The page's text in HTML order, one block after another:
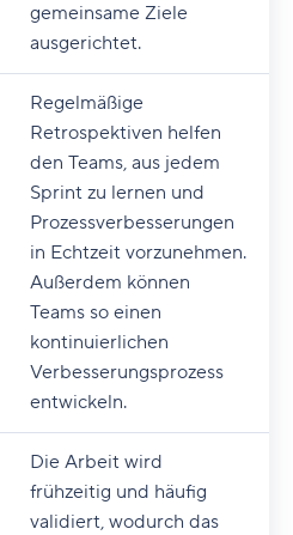
gemeinsame Ziele
ausgerichtet.
Regelmäßige
Retrospektiven helfen
den Teams, aus jedem
Sprint zu lernen und
Prozessverbesserungen
in Echtzeit vorzunehmen.
Außerdem können
Teams so einen
kontinuierlichen
Verbesserungsprozess
entwickeln.
Die Arbeit wird
frühzeitig und häufig
validiert, wodurch das